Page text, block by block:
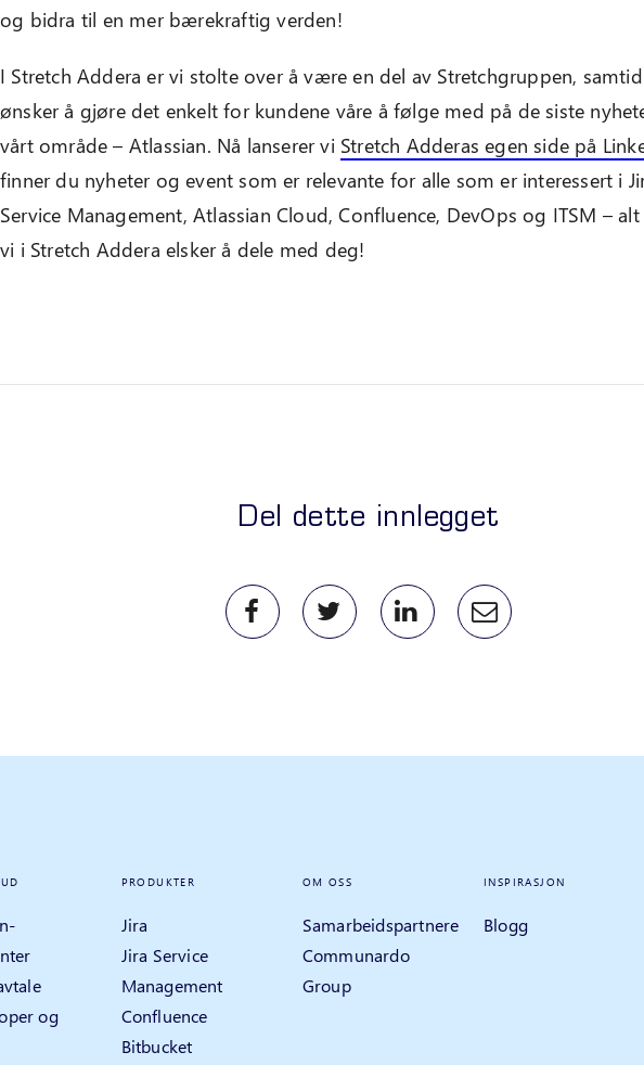
og bidra til en mer bærekraftig verden!
I Stretch Addera er vi stolte over å være en del av Stretchgruppen,
ønsker å gjøre det enkelt for kundene våre å følge med på de siste
vårt område – Atlassian. Nå lanserer vi Stretch Adderas egen side på
finner du nyheter og event som er relevante for alle som er interessert i
Service Management, Atlassian Cloud, Confluence, DevOps og ITSM –
vi i Stretch Addera elsker å dele med deg!
Del dette innlegget
og
PRODUKTER
Jira
Jira Service
Management
Confluence
Bitbucket
OM OSS
Samarbeidspartnere
Communardo
Group
INSPIRASJON
Blogg